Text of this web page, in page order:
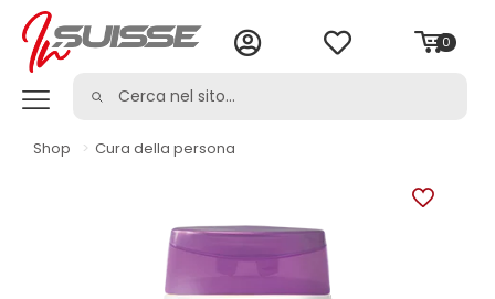
0
Shop > Cura della persona